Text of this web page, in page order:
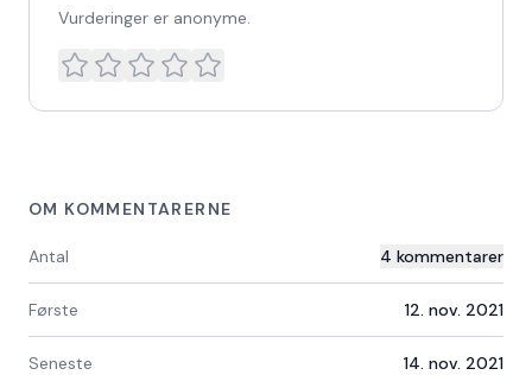
Vurderinger er anonyme.
OM KOMMENTARERNE
Antal 4 kommentarer
Første 12. nov. 2021
Seneste 14. nov. 2021